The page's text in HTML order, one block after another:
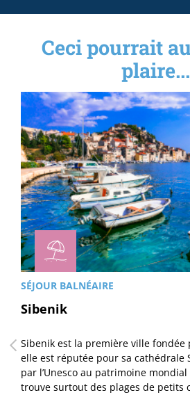
Ceci pourrait
plaire...
SÉJOUR BALNÉAIRE
Sibenik
Sibenik est la première ville fondée
elle est réputée pour sa cathédrale
par l’Unesco au patrimoine
trouve surtout des plages de petits